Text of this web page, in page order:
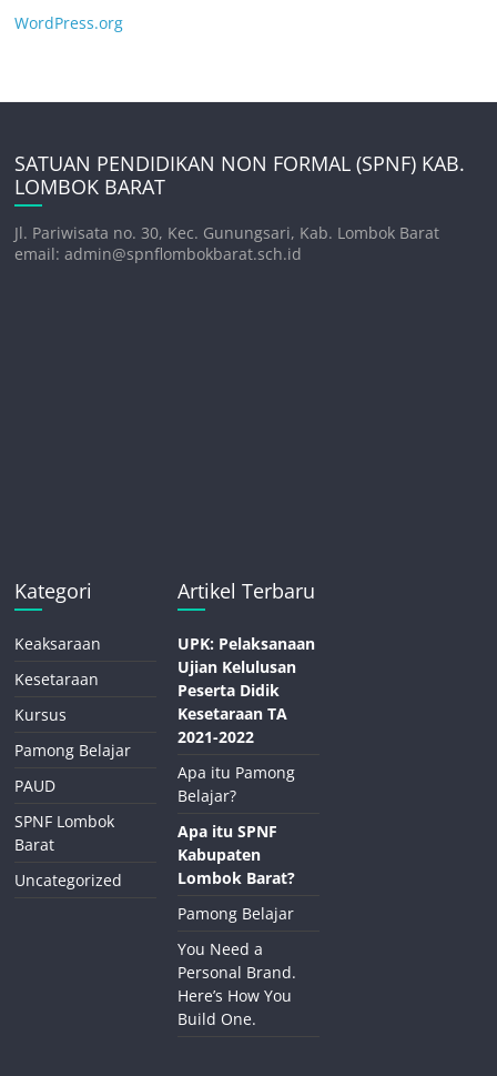
WordPress.org
SATUAN PENDIDIKAN NON FORMAL (SPNF) KAB.
LOMBOK BARAT
Jl. Pariwisata no. 30, Kec. Gunungsari, Kab. Lombok Barat
email: admin@spnflombokbarat.sch.id
Kategori
Keaksaraan
Kesetaraan
Kursus
Pamong Belajar
PAUD
SPNF Lombok
Barat
Uncategorized
Artikel Terbaru
UPK: Pelaksanaan
Ujian Kelulusan
Peserta Didik
Kesetaraan TA
2021-2022
Apa itu Pamong
Belajar?
Apa itu SPNF
Kabupaten
Lombok Barat?
Pamong Belajar
You Need a
Personal Brand.
Here’s How You
Build One.